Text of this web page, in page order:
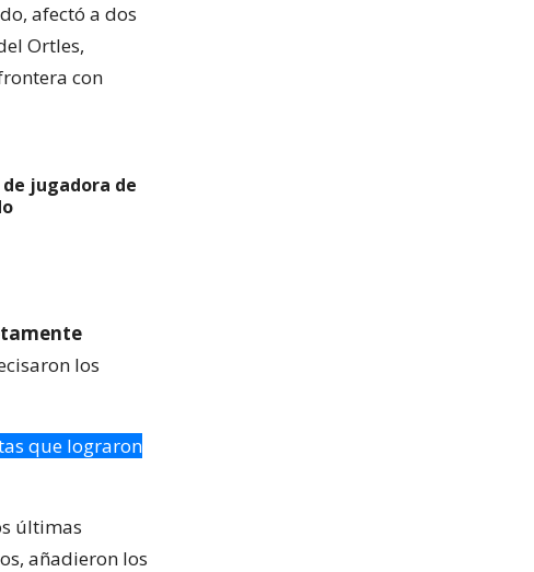
afectó a dos
Ortles,
con
jugadora de
los
que lograron
últimas
añadieron los